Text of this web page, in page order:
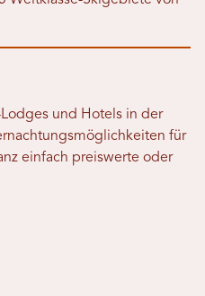
und Hotels in der
für
einfach preiswerte oder